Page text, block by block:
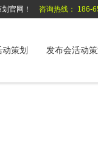
官网！ 咨询热线： 186-
策划 发布会活动策